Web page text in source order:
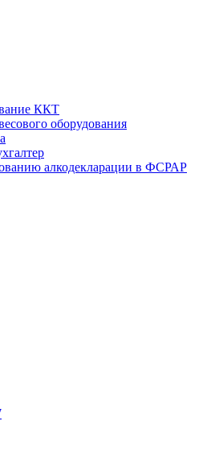
ККТ
оборудования
алкодекларации в ФСРАР